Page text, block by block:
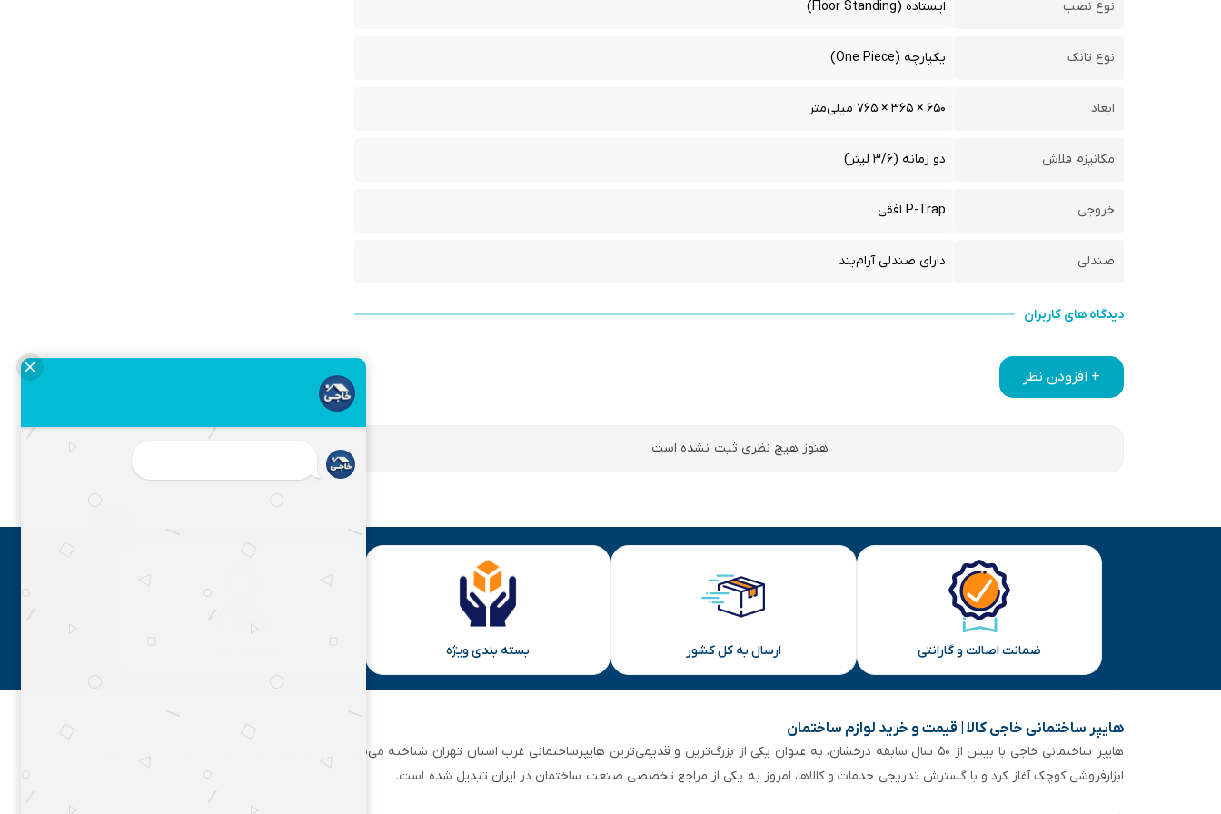
نوع نصب ایستاده (Floor Standing)
نوع تانک یکپارچه (One Piece)
ابعاد ۶۵۰ × ۳۶۵ × ۷۶۵ میلی‌متر
مکانیزم فلاش دو زمانه (۳/۶ لیتر)
خروجی P-Trap افقی
صندلی دارای صندلی آرام‌بند
دیدگاه های کاربران
+ افزودن نظر
هنوز هیچ نظری ثبت نشده است.
ضمانت اصالت و گارانتی ارسال به کل کشور بسته بندی ویژه
هایپر ساختمانی خاجی‌ کالا | قیمت و خرید لوازم ساختمان
هایپر ساختمانی خاجی‌ با بیش از ۵۰ سال سابقه‌ درخشان، به عنوان یکی از بزرگ‌ترین و قدیمی‌ترین هایپرساختمانی‌ غرب استان تهران شناخته می‌شود. این مجموعه بزرگ، فعالیت خود را از یک مغازه
ابزارفروشی کوچک آغاز کرد و با گسترش تدریجی خدمات و کالاها، امروز به یکی از مراجع تخصصی صنعت ساختمان در ایران تبدیل شده است.